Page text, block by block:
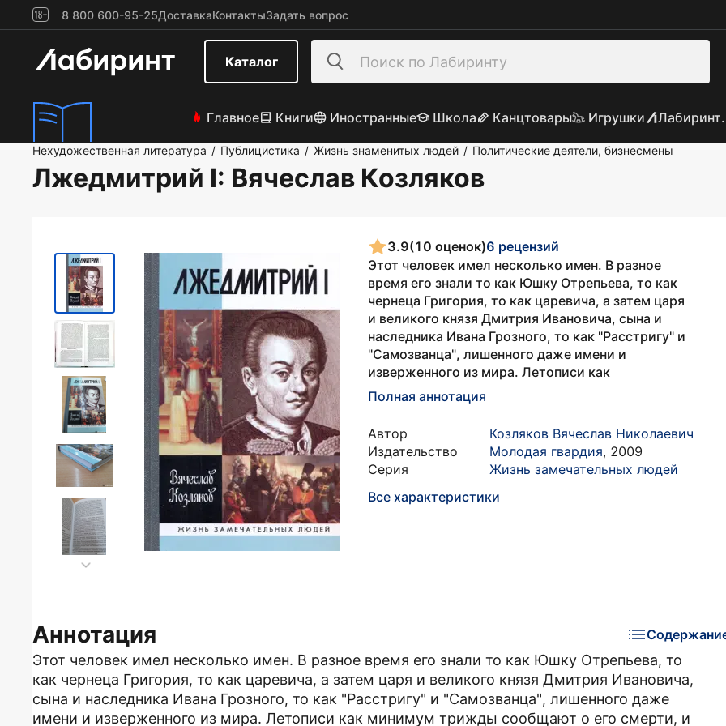
8 800 600-95-25ДоставкаКонтактыЗадать вопрос
Каталог
Главное Книги Иностранные Школа Канцтовары Игрушки
Нехудожественная литература / Публицистика / Жизнь знаменитых людей / Политические деятели, бизнесмены
Лжедмитрий I: Вячеслав Козляков
3.9(10 оценок)6 рецензий
Этот человек имел несколько имен. В разное
время его знали то как Юшку Отрепьева, то как
чернеца Григория, то как царевича, а затем царя
и великого князя Дмитрия Ивановича, сына и
наследника Ивана Грозного, то как "Расстригу" и
"Самозванца", лишенного даже имени и
изверженного из мира. Летописи как
Полная аннотация
Автор
Козляков Вячеслав Николаевич
Издательство
Молодая гвардия, 2009
Серия
Жизнь замечательных людей
Все характеристики
Аннотация
Этот человек имел несколько имен. В разное время его знали то как Юшку Отрепьева, то
как чернеца Григория, то как царевича, а затем царя и великого князя Дмитрия Ивановича,
сына и наследника Ивана Грозного, то как "Расстригу" и "Самозванца", лишенного даже
имени и изверженного из мира. Летописи как минимум трижды сообщают о его смерти, и